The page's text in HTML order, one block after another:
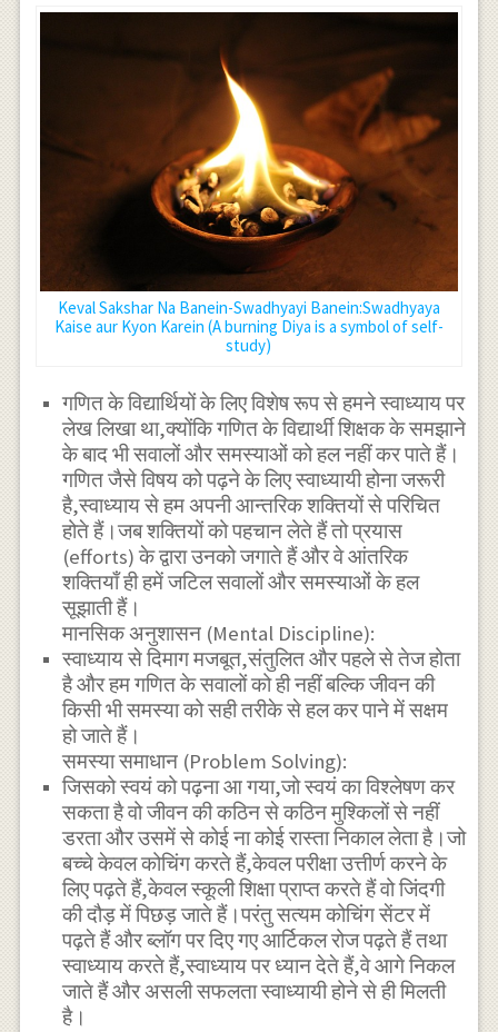
Keval Sakshar Na Banein-Swadhyayi Banein:Swadhyaya
Kaise aur Kyon Karein (A burning Diya is a symbol of self-
study)
गणित के विद्यार्थियों के लिए विशेष रूप से हमने स्वाध्याय पर
लेख लिखा था,क्योंकि गणित के विद्यार्थी शिक्षक के समझाने
के बाद भी सवालों और समस्याओं को हल नहीं कर पाते हैं।
गणित जैसे विषय को पढ़ने के लिए स्वाध्यायी होना जरूरी
है,स्वाध्याय से हम अपनी आन्तरिक शक्तियों से परिचित
होते हैं।जब शक्तियों को पहचान लेते हैं तो प्रयास
(efforts) के द्वारा उनको जगाते हैं और वे आंतरिक
शक्तियाँ ही हमें जटिल सवालों और समस्याओं के हल
सूझाती हैं।
मानसिक अनुशासन (Mental Discipline):
स्वाध्याय से दिमाग मजबूत,संतुलित और पहले से तेज होता
है और हम गणित के सवालों को ही नहीं बल्कि जीवन की
किसी भी समस्या को सही तरीके से हल कर पाने में सक्षम
हो जाते हैं।
समस्या समाधान (Problem Solving):
जिसको स्वयं को पढ़ना आ गया,जो स्वयं का विश्लेषण कर
सकता है वो जीवन की कठिन से कठिन मुश्किलों से नहीं
डरता और उसमें से कोई ना कोई रास्ता निकाल लेता है।जो
बच्चे केवल कोचिंग करते हैं,केवल परीक्षा उत्तीर्ण करने के
लिए पढ़ते हैं,केवल स्कूली शिक्षा प्राप्त करते हैं वो जिंदगी
की दौड़ में पिछड़ जाते हैं।परंतु सत्यम कोचिंग सेंटर में
पढ़ते हैं और ब्लॉग पर दिए गए आर्टिकल रोज पढ़ते हैं तथा
स्वाध्याय करते हैं,स्वाध्याय पर ध्यान देते हैं,वे आगे निकल
जाते हैं और असली सफलता स्वाध्यायी होने से ही मिलती
है।